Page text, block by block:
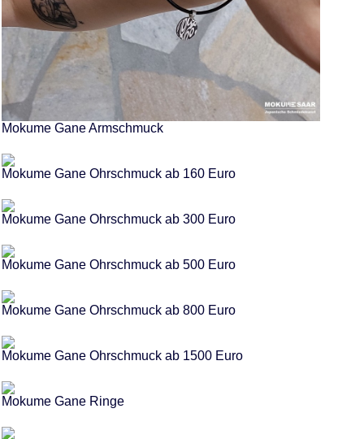
Mokume Gane Armschmuck
Mokume Gane Ohrschmuck ab 160 Euro
Mokume Gane Ohrschmuck ab 300 Euro
Mokume Gane Ohrschmuck ab 500 Euro
Mokume Gane Ohrschmuck ab 800 Euro
Mokume Gane Ohrschmuck ab 1500 Euro
Mokume Gane Ringe